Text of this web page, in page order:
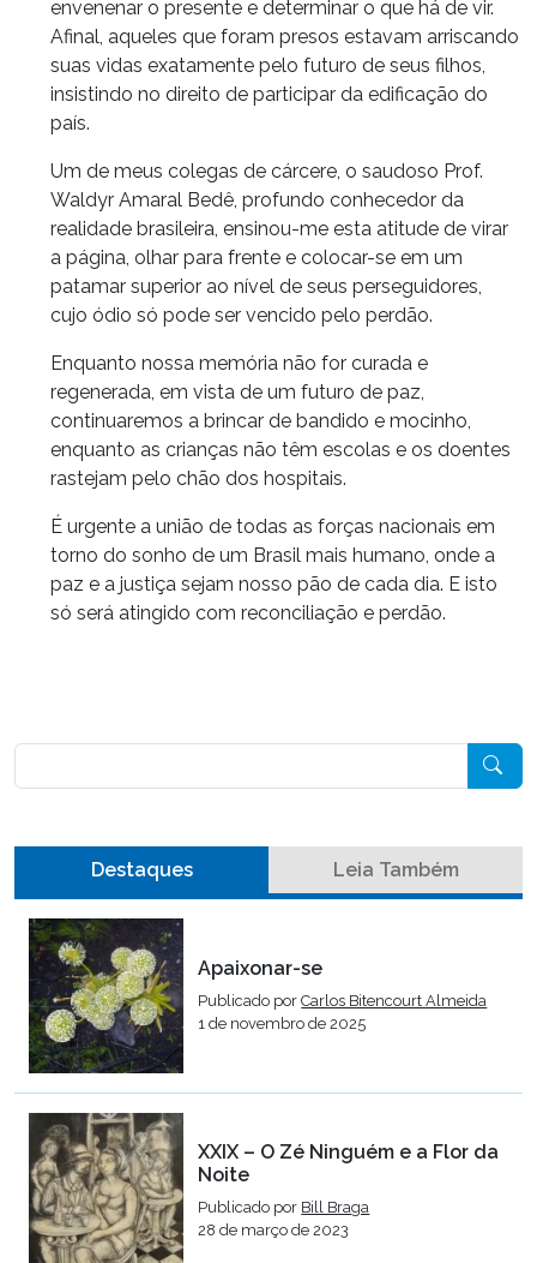
envenenar o presente e determinar o que há de vir.
Afinal, aqueles que foram presos estavam arriscando
suas vidas exatamente pelo futuro de seus filhos,
insistindo no direito de participar da edificação do
país.
Um de meus colegas de cárcere, o saudoso Prof.
Waldyr Amaral Bedê, profundo conhecedor da
realidade brasileira, ensinou-me esta atitude de virar
a página, olhar para frente e colocar-se em um
patamar superior ao nível de seus perseguidores,
cujo ódio só pode ser vencido pelo perdão.
Enquanto nossa memória não for curada e
regenerada, em vista de um futuro de paz,
continuaremos a brincar de bandido e mocinho,
enquanto as crianças não têm escolas e os doentes
rastejam pelo chão dos hospitais.
É urgente a união de todas as forças nacionais em
torno do sonho de um Brasil mais humano, onde a
paz e a justiça sejam nosso pão de cada dia. E isto
só será atingido com reconciliação e perdão.
Destaques Leia Também
Apaixonar-se
Publicado porCarlos Bitencourt Almeida
1 de novembro de 2025
XXIX – O Zé Ninguém e a Flor da
Noite
Publicado por Bill Braga
28 de março de 2023